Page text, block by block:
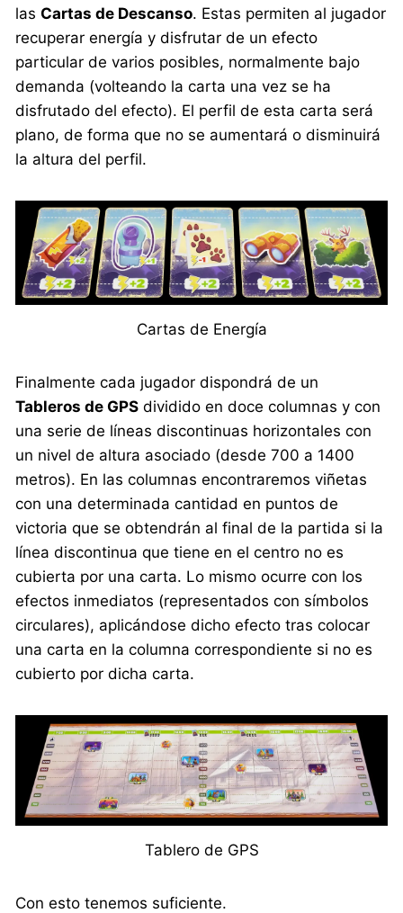
lasCartas de Descanso. Estas permiten al jugador
recuperar energía y disfrutar de un efecto
particular de varios posibles, normalmente bajo
demanda (volteando la carta una vez se ha
disfrutado del efecto). El perfil de esta carta será
plano, de forma que no se aumentará o disminuirá
la altura del perfil.
Cartas de Energía
Finalmente cada jugador dispondrá de un
Tableros de GPS dividido en doce columnas y con
una serie de líneas discontinuas horizontales con
un nivel de altura asociado (desde 700 a 1400
metros). En las columnas encontraremos viñetas
con una determinada cantidad en puntos de
victoria que se obtendrán al final de la partida si la
línea discontinua que tiene en el centro no es
cubierta por una carta. Lo mismo ocurre con los
efectos inmediatos (representados con símbolos
circulares), aplicándose dicho efecto tras colocar
una carta en la columna correspondiente si no es
cubierto por dicha carta.
Tablero de GPS
Con esto tenemos suficiente.